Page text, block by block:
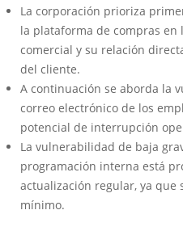
La corporación prioriza
la plataforma de compras
comercial y su relación
del cliente.
A continuación se aborda la
correo electrónico de los
potencial de interrupción
La vulnerabilidad de baja
programación interna está
actualización regular, ya que
mínimo.